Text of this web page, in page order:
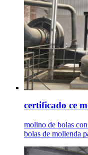
certificado ce
molino de bolas
bolas de molienda